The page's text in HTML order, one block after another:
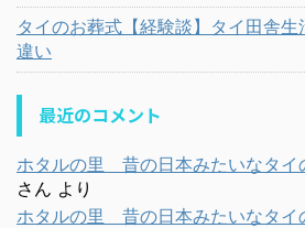
タイのお葬式【経験談】タイ田舎
違い
最近のコメント
ホタルの里 昔の日本みたいなタイ
さん より
ホタルの里 昔の日本みたいなタイ